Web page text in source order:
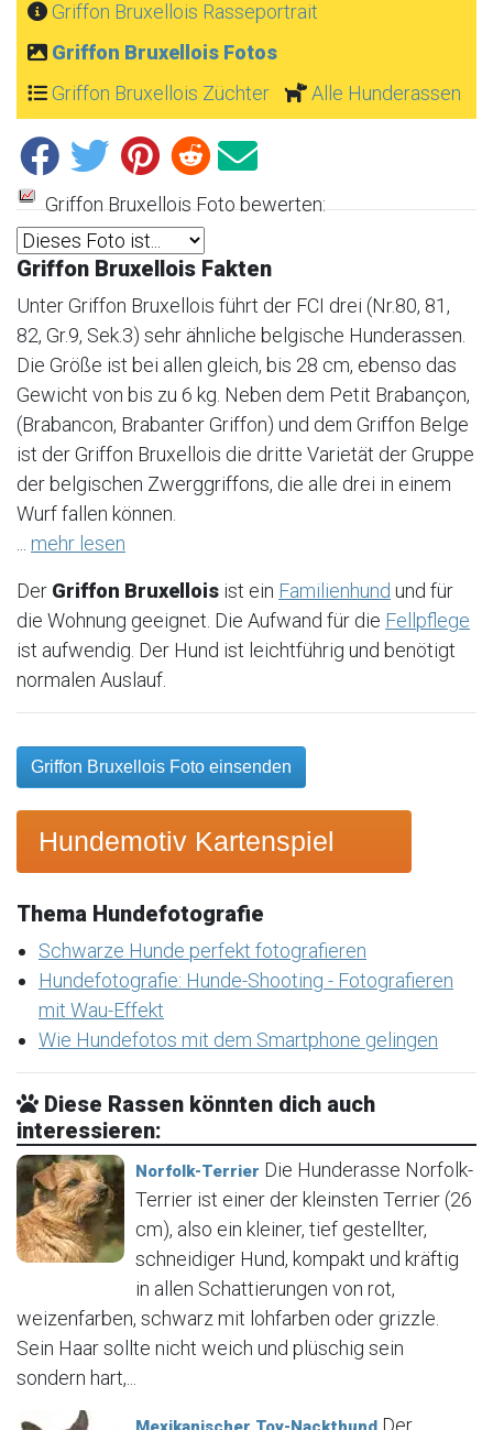
Griffon Bruxellois Rasseportrait
Griffon Bruxellois Fotos
Griffon Bruxellois Züchter
Alle Hunderassen
Griffon Bruxellois Foto bewerten:
Griffon Bruxellois Fakten
Unter Griffon Bruxellois führt der FCI drei (Nr.80, 81,
82, Gr.9, Sek.3) sehr ähnliche belgische Hunderassen.
Die Größe ist bei allen gleich, bis 28 cm, ebenso das
Gewicht von bis zu 6 kg. Neben dem Petit Brabançon,
(Brabancon, Brabanter Griffon) und dem Griffon Belge
ist der Griffon Bruxellois die dritte Varietät der Gruppe
der belgischen Zwerggriffons, die alle drei in einem
Wurf fallen können.
mehr lesen
Der Griffon Bruxellois ist ein Familienhund und für
die Wohnung geeignet. Die Aufwand für die Fellpflege
ist aufwendig. Der Hund ist leichtführig und benötigt
normalen Auslauf.
Griffon Bruxellois Foto einsenden
Hundemotiv Kartenspiel
Thema Hundefotografie
Schwarze Hunde perfekt fotografieren
Hundefotografie: Hunde-Shooting - Fotografieren
mit Wau-Effekt
Wie Hundefotos mit dem Smartphone gelingen
Diese Rassen könnten dich auch
interessieren:
Norfolk-Terrier Die Hunderasse Norfolk-
Terrier ist einer der kleinsten Terrier (26
cm), also ein kleiner, tief gestellter,
schneidiger Hund, kompakt und kräftig
in allen Schattierungen von rot,
weizenfarben, schwarz mit lohfarben oder grizzle.
Sein Haar sollte nicht weich und plüschig sein
sondern hart,...
Der